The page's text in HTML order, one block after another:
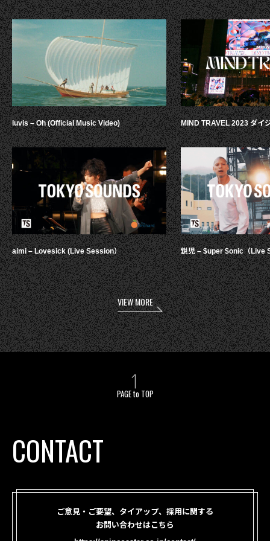
luvis – Oh (Official Music Video)
aimi – Lovesick (Live Session）
MIND TRAVEL 2023 ダイ
鋭児 – $uper $onic（Live
VIEW MORE
PAGE to TOP
CONTACT
ご意見・ご要望、タイアップ、採用に関する
お問い合わせはこちら